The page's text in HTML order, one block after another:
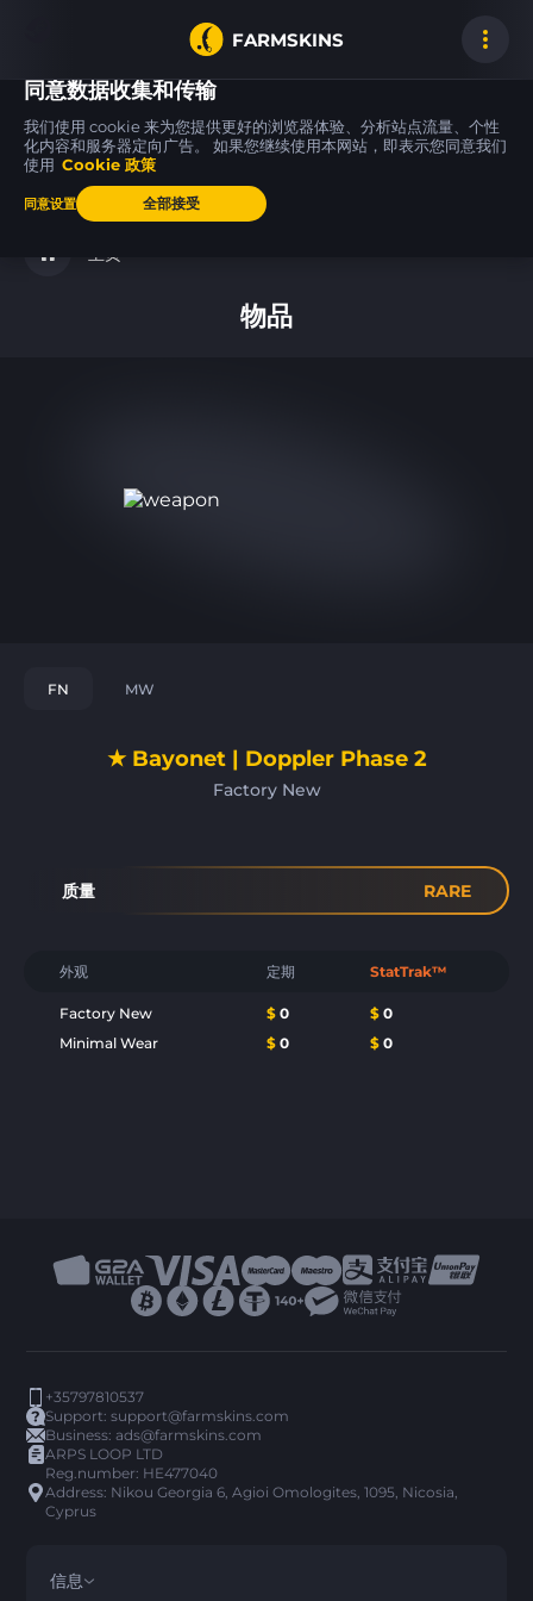
FARMSKINS
1
P2000
主页
物品
FN MW
★ Bayonet | Doppler Phase 2
Factory New
质量 RARE
外观 定期 StatTrak™
Factory New $ 0 $ 0
Minimal Wear
$ 0 $ 0
+35797810537
Support:support@farmskins.com
Business:ads@farmskins.com
ARPS LOOP LTD
Reg.number: HE477040
Address: Nikou Georgia 6, Agioi Omologites, 1095, Nicosia,
Cyprus
信息
同意数据收集和传输
我们使用 cookie 来为您提供更好的浏览器体验、分析站点流量、个性
化内容和服务器定向广告。 如果您继续使用本网站，即表示您同意我们
使用 Cookie 政策
同意设置 全部接受